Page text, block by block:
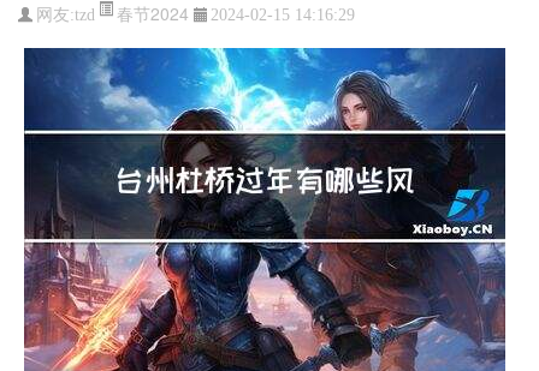
网友:tzd 春节2024 2024-02-15 14:16:29